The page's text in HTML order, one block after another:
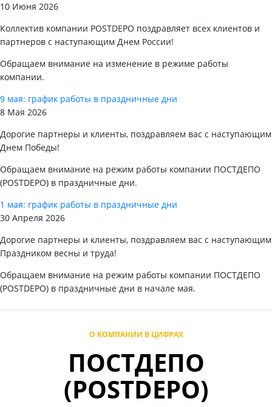
10 Июня 2026
Коллектив компании POSTDEPO поздравляет всех клиентов и
партнеров с наступающим Днем России!
Обращаем внимание на изменение в режиме работы
компании.
9 мая: график работы в праздничные дни
8 Мая 2026
Дорогие партнеры и клиенты, поздравляем вас с наступающим
Днем Победы!
Обращаем внимание на режим работы компании ПОСТДЕПО
(POSTDEPO) в праздничные дни.
1 мая: график работы в праздничные дни
30 Апреля 2026
Дорогие партнеры и клиенты, поздравляем вас с наступающим
Праздником весны и труда!
Обращаем внимание на режим работы компании ПОСТДЕПО
(POSTDEPO) в праздничные дни в начале мая.
О КОМПАНИИ В ЦИФРАХ
ПОСТДЕПО
(POSTDEPO)